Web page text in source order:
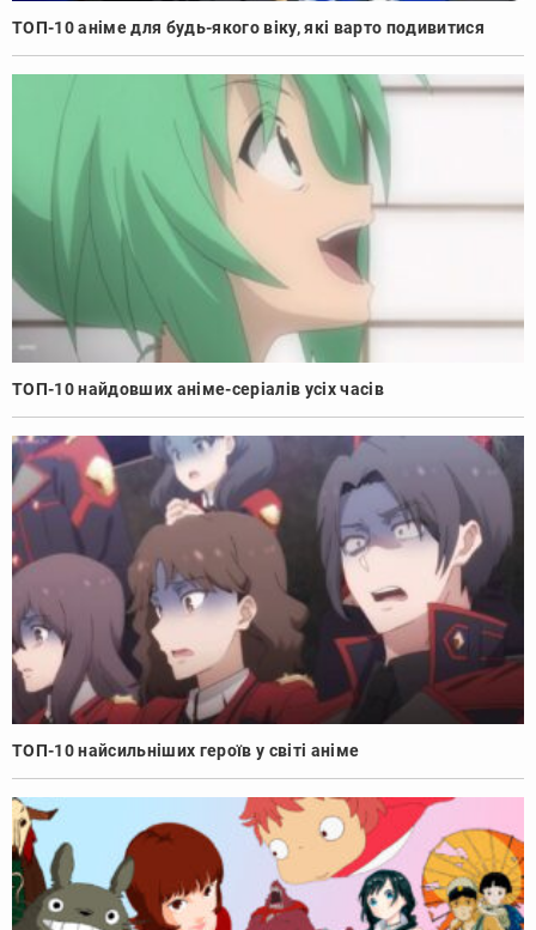
ТОП-10 аніме для будь-якого віку, які варто подивитися
ТОП-10 найдовших аніме-серіалів усіх часів
ТОП-10 найсильніших героїв у світі аніме